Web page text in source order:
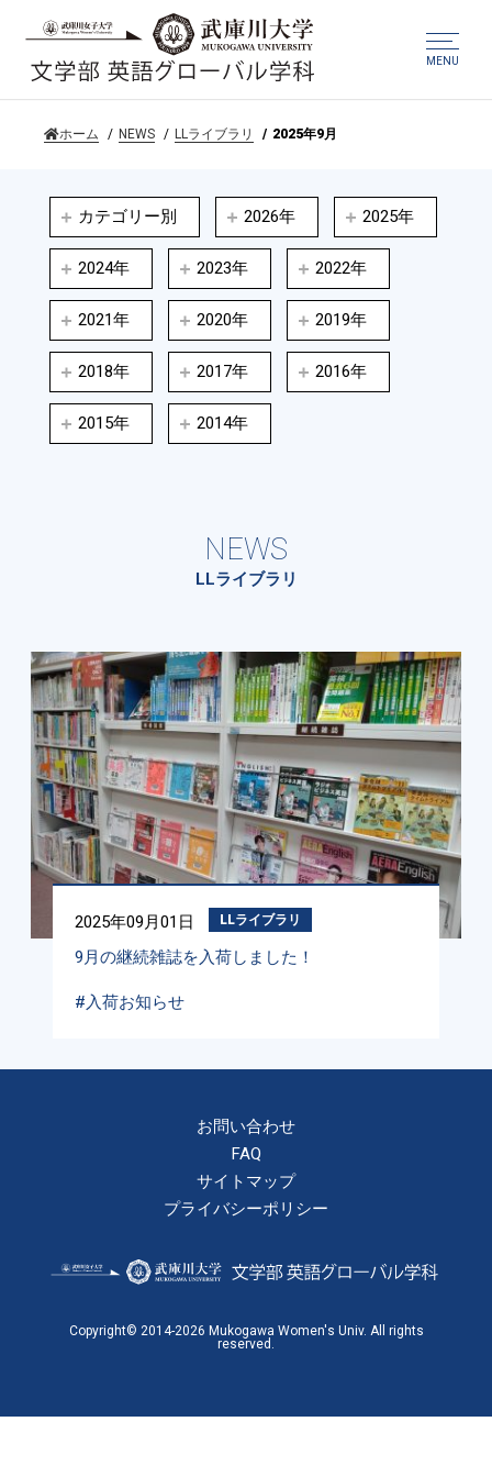
MENU
ホーム NEWS LLライブラリ 2025年9月
カテゴリー別 2026年 2025年
2024年 2023年 2022年
2021年 2020年 2019年
2018年 2017年 2016年
2015年 2014年
NEWS
LLライブラリ
2025年09月01日 LLライブラリ
9月の継続雑誌を入荷しました！
#入荷お知らせ
お問い合わせ
FAQ
サイトマップ
プライバシーポリシー
Copyright© 2014-2026 Mukogawa Women's Univ. All rights
reserved.